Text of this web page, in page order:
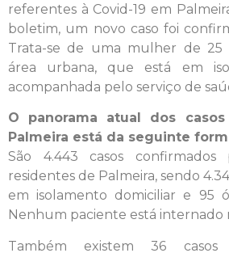
referentes à Covid-19 em
boletim, um novo caso foi
Trata-se de uma mulher de 25
área urbana, que está em
acompanhada pelo serviço de
O panorama atual dos
Palmeira está da seguinte
São 4.443 casos confirmados
residentes de Palmeira, sendo
em isolamento domiciliar e 95
Nenhum paciente está internado
Também existem 36 casos